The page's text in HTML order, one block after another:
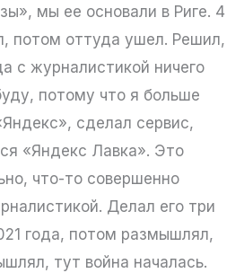
мы ее основали в Риге. 4
потом оттуда ушел. Решил,
с журналистикой ничего
потому что я больше
сделал сервис,
«Яндекс Лавка». Это
что-то совершенно
Делал его три
года, потом размышлял,
тут война началась.